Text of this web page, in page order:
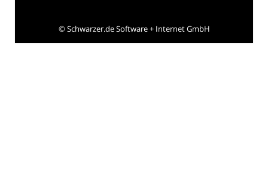
©Schwarzer.de Software + Internet GmbH